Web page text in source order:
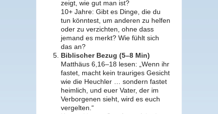
zeigt, wie gut man ist?
10+ Jahre: Gibt es Dinge, die du
tun könntest, um anderen zu helfen
oder zu verzichten, ohne dass
jemand es merkt? Wie fühlt sich
das an?
Biblischer Bezug (5–8 Min)
Matthäus 6,16–18 lesen: „Wenn ihr
fastet, macht kein trauriges Gesicht
wie die Heuchler … sondern fastet
heimlich, und euer Vater, der im
Verborgenen sieht, wird es euch
vergelten.“